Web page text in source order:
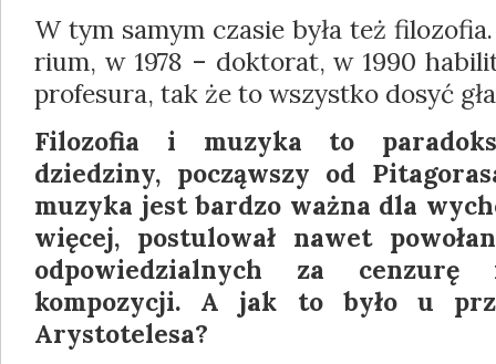
W tym samym czasie była też
rium, w 1978 – doktorat, w 1990
profesura, tak że to wszystko dosyć
Filozofia i muzyka to
dziedziny, począw­szy od
muzyka jest bardzo ważna dla
więcej, postulował nawet
odpowiedzialnych za cenzurę
kompozycji. A jak to było u
Arystotelesa?